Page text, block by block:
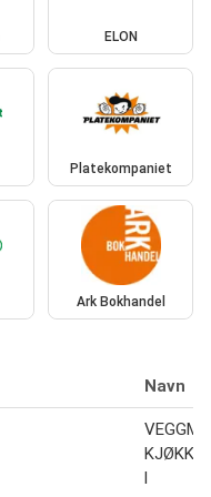
ELON
Platekompaniet
Ark Bokhandel
Navn
l